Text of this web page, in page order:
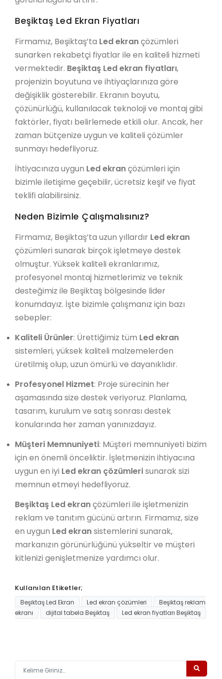
Beşiktaş Led Ekran Fiyatları
Firmamız, Beşiktaş’ta Led ekrançözümleri
sunarken rekabetçi fiyatlar ile en kaliteli hizmeti
vermektedir. Beşiktaş Led ekran fiyatları,
projenizin boyutuna ve ihtiyaçlarınıza göre
değişiklik gösterebilir. Ekranın boyutu,
çözünürlüğü, kullanılacak teknoloji ve montaj gibi
faktörler, fiyatı belirlemede etkili olur. Ancak, her
zaman bütçenize uygun ve kaliteli çözümler
sunmayı hedefliyoruz.
İhtiyacınıza uygun Led ekrançözümleri için
bizimle iletişime geçebilir, ücretsiz keşif ve fiyat
teklifi alabilirsiniz.
Neden Bizimle Çalışmalısınız?
Firmamız, Beşiktaş’ta uzun yıllardır Led ekran
çözümleri sunarak birçok işletmeye destek
olmuştur. Yüksek kaliteli ekranlarımız,
profesyonel montaj hizmetlerimiz ve teknik
desteğimiz ile Beşiktaş bölgesinde lider
konumdayız. İşte bizimle çalışmanız için bazı
sebepler:
Kaliteli Ürünler: Ürettiğimiz tüm Led ekran
sistemleri, yüksek kaliteli malzemelerden
üretilmiş olup, uzun ömürlü ve dayanıklıdır.
Profesyonel Hizmet: Proje sürecinin her
aşamasında size destek veriyoruz. Planlama,
tasarım, kurulum ve satış sonrası destek
konularında her zaman yanınızdayız.
Müşteri Memnuniyeti: Müşteri memnuniyeti bizim
için en önemli önceliktir. İşletmenizin ihtiyacına
uygun en iyi Led ekran çözümlerisunarak sizi
memnun etmeyi hedefliyoruz.
Beşiktaş Led ekrançözümleri ile işletmenizin
reklam ve tanıtım gücünü artırın. Firmamız, size
en uygun Led ekransistemlerini sunarak,
markanızın görünürlüğünü yükseltir ve müşteri
kitlenizi genişletmenize yardımcı olur.
Kullanılan Etiketler;
Beşiktaş Led Ekran Led ekran çözümleri
Beşiktaş reklam
ekranı
dijital tabela Beşiktaş Led ekran fiyatları Beşiktaş